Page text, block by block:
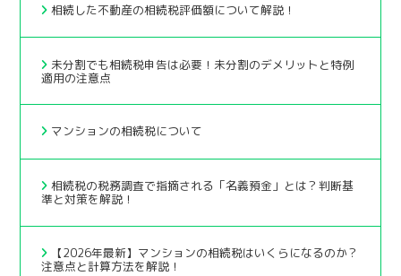
相続した不動産の相続税評価額について解説！
未分割でも相続税申告は必要！未分割のデメリットと特例
適用の注意点
マンションの相続税について
相続税の税務調査で指摘される「名義預金」とは？判断基
準と対策を解説！
【2026年最新】マンションの相続税はいくらになるのか？
注意点と計算方法を解説！